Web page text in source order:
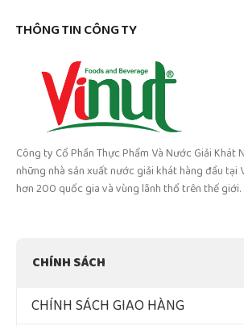
THÔNG TIN CÔNG TY
Công ty Cổ Phần Thực Phẩm Và Nước Giải
những nhà sản xuất nước giải khát hàng đầu tại
hơn 200 quốc gia và vùng lãnh thổ trên thế giới.
CHÍNH SÁCH
CHÍNH SÁCH GIAO HÀNG